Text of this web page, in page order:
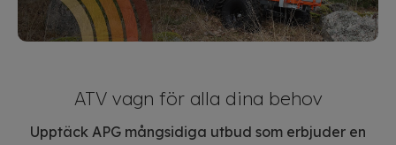
ATV vagn för alla dina behov
Upptäck APG mångsidiga utbud som erbjuder en